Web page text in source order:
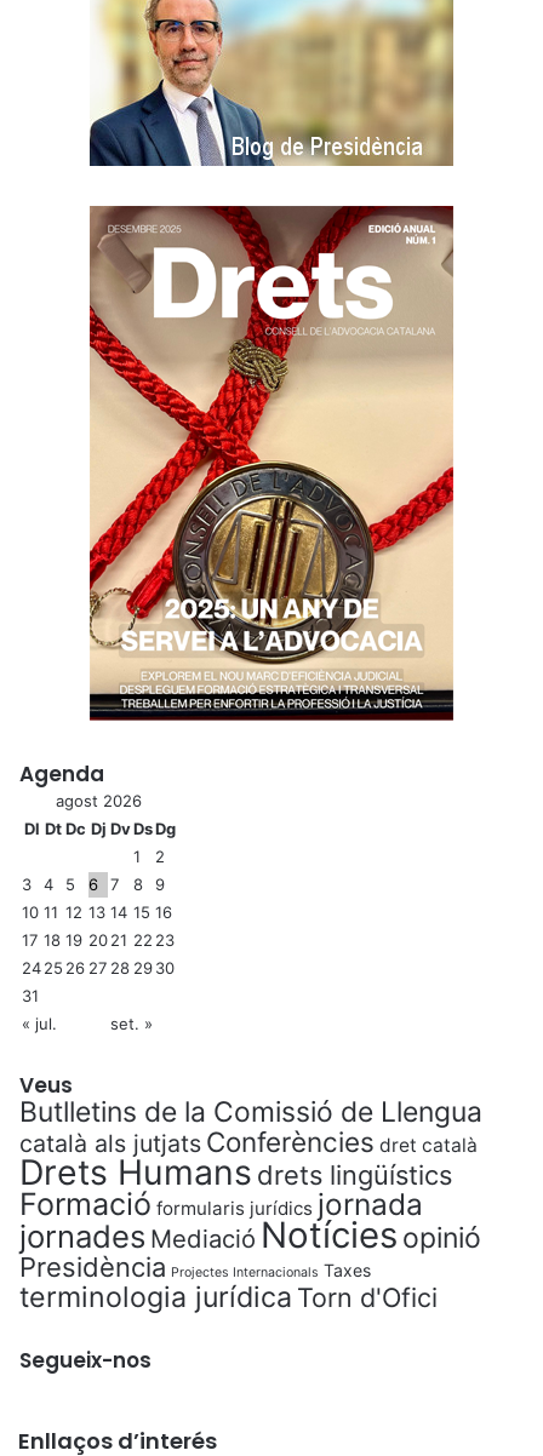
Agenda
agost 2026
Dl DtDc Dj DvDsDg
1
2
3
4 5 6 7 8
9
10 11 12 13 14 15 16
17 18 19 2021 22 23
2425 26 27 28 2930
31
« jul.
set. »
Veus
Butlletins de la Comissió de Llengua
català als jutjats Conferències dret català
Drets Humans drets lingüístics
Formació formularis jurídics jornada
jornades Mediació Notícies opinió
Presidència Projectes Internacionals Taxes
terminologia jurídica Torn d'Ofici
Segueix-nos
Enllaços d’interés